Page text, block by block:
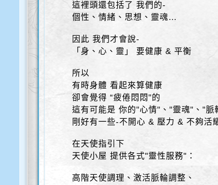
這裡頭還包括了 我們的-
個性、情緒、思想、靈魂…
因此 我們才會說-
「身、心、靈」 要健康 & 平衡
所以
有時身體 看起來算健康
卻會覺得 “疲倦悶悶"的
這有可能是 你的"心情"、"靈魂"、"脈
剛好有一些-不開心 & 壓力 & 不夠
在天使指引下
天使小屋 提供各式"靈性服務"：
高階天使調理、激活脈輪調整、